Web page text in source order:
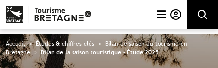
Rechercher
Accueil>Études & chiffres clés > Bilan de saison du tourisme en
Bretagne>Bilan de la saison touristique – Étude 2025